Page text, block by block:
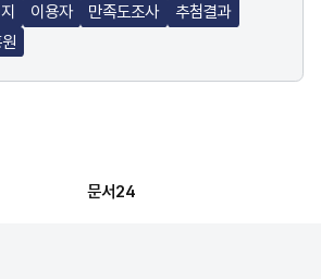
이용자 만족도조사
추첨결과
생 멈춤 medical korea